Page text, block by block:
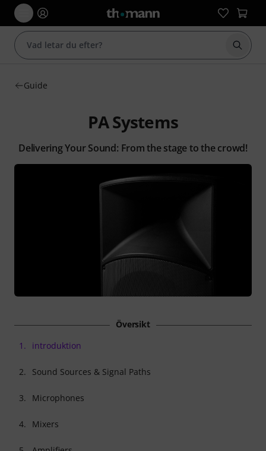
Börja
Guide
PA Systems
Delivering Your Sound: From the stage to the crowd!
Översikt
1.
introduktion
2. Sound Sources & Signal Paths
3. Microphones
4. Mixers